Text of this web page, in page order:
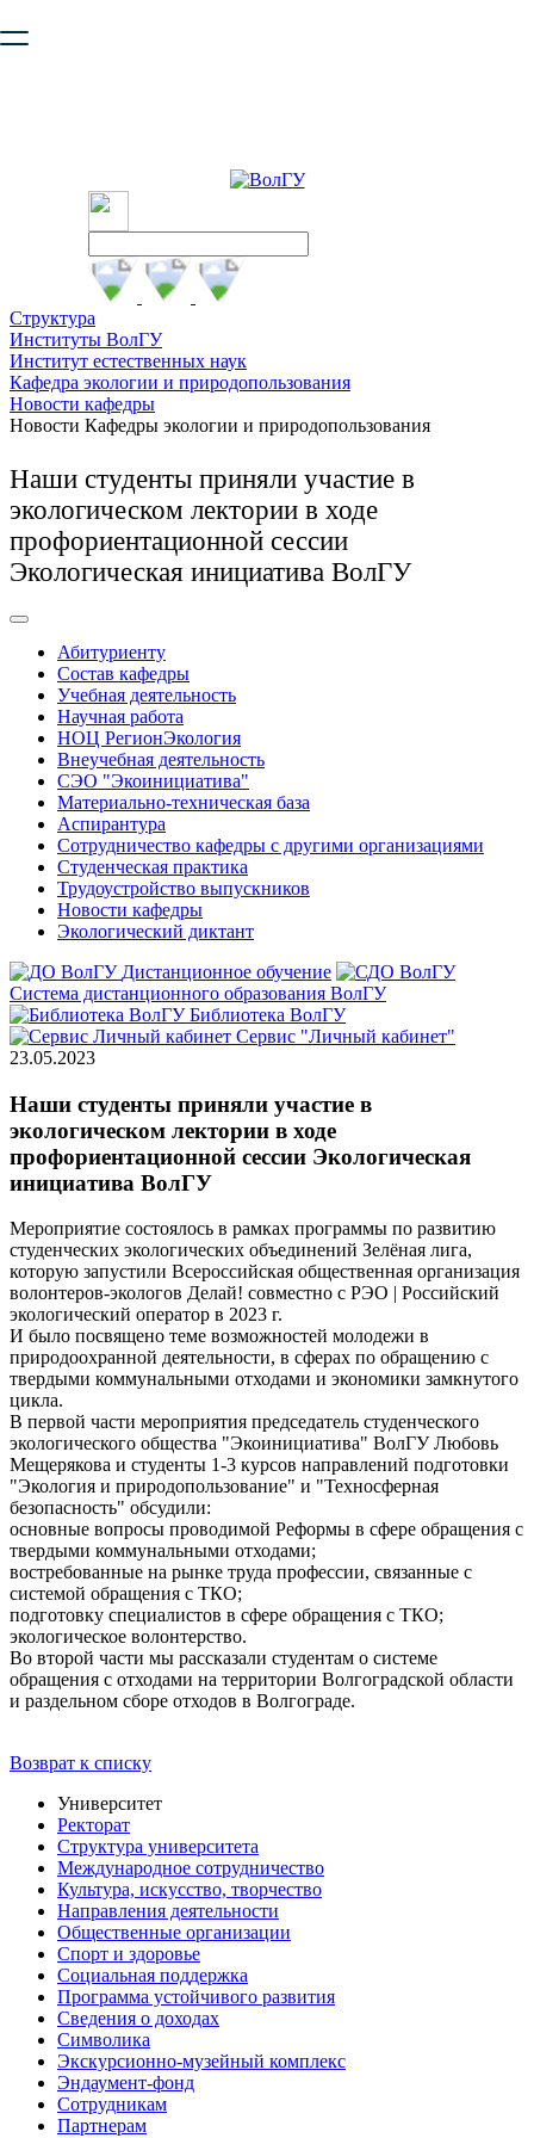
безопасную работу с сайтом. Пожалуйста
Структура
Институты ВолГУ
Институт естественных наук
Кафедра экологии и природопользования
Новости кафедры
Новости Кафедры экологии и природопользования
Наши студенты приняли участие в
экологическом лектории в ходе
профориентационной сессии
Экологическая инициатива ВолГУ
Абитуриенту
Состав кафедры
Учебная деятельность
Научная работа
НОЦ РегионЭкология
Внеучебная деятельность
СЭО "Экоинициатива"
Материально-техническая база
Аспирантура
Сотрудничество кафедры с другими организациями
Студенческая практика
Трудоустройство выпускников
Новости кафедры
Экологический диктант
Дистанционное обучение
Система дистанционного образования ВолГУ
Библиотека ВолГУ
Сервис "Личный кабинет"
23.05.2023
Наши студенты приняли участие в
экологическом лектории в ходе
профориентационной сессии Экологическая
инициатива ВолГУ
Мероприятие состоялось в рамках программы по развитию
студенческих экологических объединений Зелёная лига,
которую запустили Всероссийская общественная организация
волонтеров-экологов Делай! совместно с РЭО | Российский
экологический оператор в 2023 г.
И было посвящено теме возможностей молодежи в
природоохранной деятельности, в сферах по обращению с
твердыми коммунальными отходами и экономики замкнутого
цикла.
В первой части мероприятия председатель студенческого
экологического общества "Экоинициатива" ВолГУ Любовь
Мещерякова и студенты 1-3 курсов направлений подготовки
"Экология и природопользование" и "Техносферная
безопасность" обсудили:
основные вопросы проводимой Реформы в сфере обращения с
твердыми коммунальными отходами;
востребованные на рынке труда профессии, связанные с
системой обращения с ТКО;
подготовку специалистов в сфере обращения с ТКО;
экологическое волонтерство.
Во второй части мы рассказали студентам о системе
обращения с отходами на территории Волгоградской области
и раздельном сборе отходов в Волгограде.
Возврат к списку
Университет
Ректорат
Структура университета
Международное сотрудничество
Культура, искусство, творчество
Направления деятельности
Общественные организации
Спорт и здоровье
Социальная поддержка
Программа устойчивого развития
Сведения о доходах
Символика
Экскурсионно-музейный комплекс
Эндаумент-фонд
Сотрудникам
Партнерам